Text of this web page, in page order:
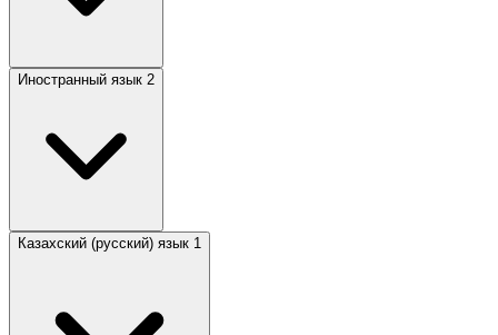
Иностранный язык 2
Казахский (русский) язык 1